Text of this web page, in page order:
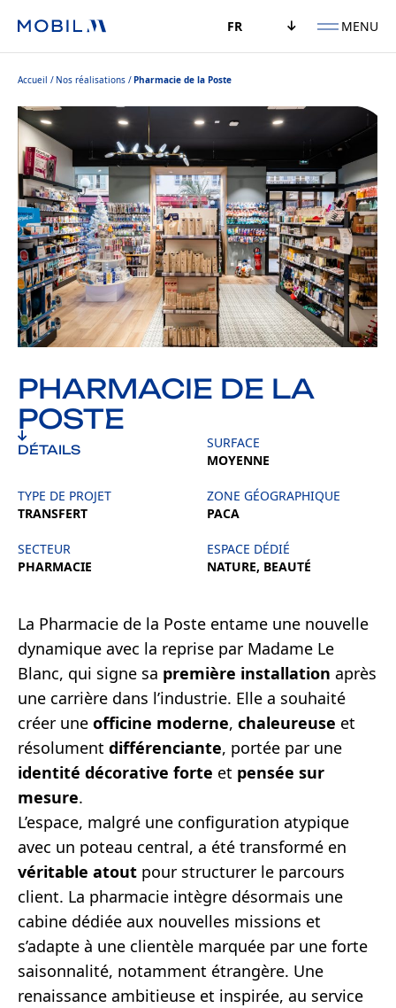
FR MENU
Accueil Nos réalisations Pharmacie de la Poste
PHARMACIE DE LA
POSTE
DÉTAILS
SURFACE
MOYENNE
TYPE DE PROJET
TRANSFERT
ZONE GÉOGRAPHIQUE
PACA
SECTEUR
PHARMACIE
ESPACE DÉDIÉ
NATURE, BEAUTÉ
La Pharmacie de la Poste entame une nouvelle
dynamique avec la reprise par Madame Le
Blanc, qui signe sa première installation après
une carrière dans l’industrie. Elle a souhaité
créer une officine moderne, chaleureuse et
résolument différenciante, portée par une
identité décorative forte et pensée sur
mesure.
L’espace, malgré une configuration atypique
avec un poteau central, a été transformé en
véritable atout pour structurer le parcours
client. La pharmacie intègre désormais une
cabine dédiée aux nouvelles missions et
s’adapte à une clientèle marquée par une forte
saisonnalité, notamment étrangère. Une
renaissance ambitieuse et inspirée, au service